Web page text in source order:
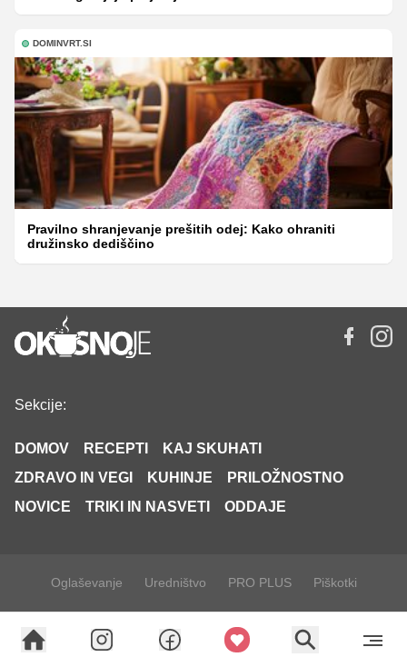
DOMINVRT.SI
Pravilno shranjevanje prešitih odej: Kako ohraniti
družinsko dediščino
Sekcije:
DOMOV RECEPTI
KAJ SKUHATI
ZDRAVO IN VEGI
KUHINJE
PRILOŽNOSTNO
NOVICE
TRIKI IN NASVETI ODDAJE
Oglaševanje Uredništvo PRO PLUS Piškotki